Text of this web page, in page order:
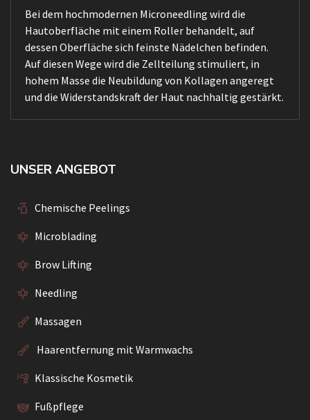
Bei dem hochmodernen Microneedling wird die
Hautoberfläche mit einem Roller behandelt, auf
dessen Oberfläche sich feinste Nädelchen befinden.
Auf diesen Wege wird die Zellteilung stimuliert, in
hohem Masse die Neubildung von Kollagen angeregt
und die Widerstandskraft der Haut nachhaltig gestärkt.
UNSER ANGEBOT
Chemische Peelings
Microblading
Brow Lifting
Needling
Massagen
Haarentfernung mit Warmwachs
Klassische Kosmetik
Fußpflege